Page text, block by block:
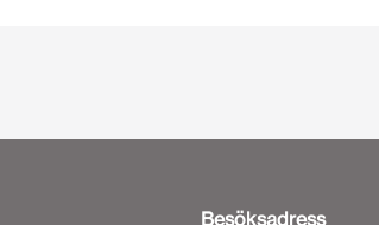
Besöksadress